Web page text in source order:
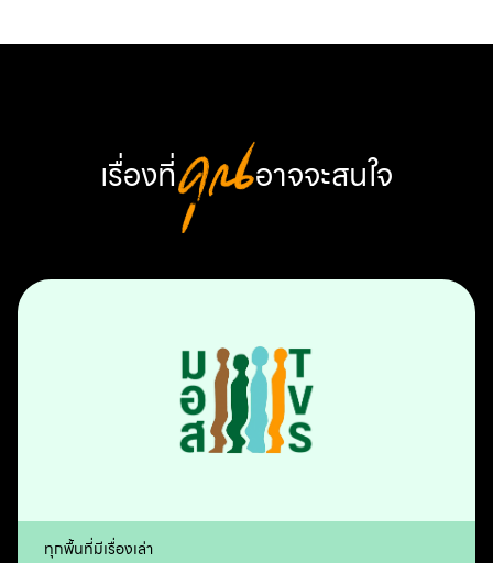
เรื่องที่คุณ อาจจะสนใจ
ทุกพื้นที่มีเรื่องเล่า